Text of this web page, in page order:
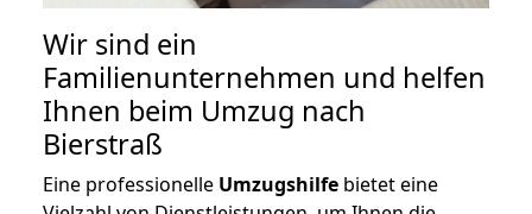
Wir sind ein
Familienunternehmen und helfen
Ihnen beim Umzug nach
Bierstraß
Eine professionelle Umzugshilfe bietet eine